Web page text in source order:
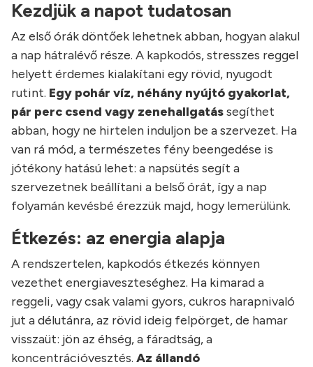
Kezdjük a napot tudatosan
Az első órák döntőek lehetnek abban, hogyan alakul
a nap hátralévő része. A kapkodós, stresszes reggel
helyett érdemes kialakítani egy rövid, nyugodt
rutint. Egy pohár víz, néhány nyújtó gyakorlat,
pár perc csend vagy zenehallgatássegíthet
abban, hogy ne hirtelen induljon be a szervezet. Ha
van rá mód, a természetes fény beengedése is
jótékony hatású lehet: a napsütés segít a
szervezetnek beállítani a belső órát, így a nap
folyamán kevésbé érezzük majd, hogy lemerülünk.
Étkezés: az energia alapja
A rendszertelen, kapkodós étkezés könnyen
vezethet energiaveszteséghez. Ha kimarad a
reggeli, vagy csak valami gyors, cukros harapnivaló
jut a délutánra, az rövid ideig felpörget, de hamar
visszaüt: jön az éhség, a fáradtság, a
koncentrációvesztés. Az állandó